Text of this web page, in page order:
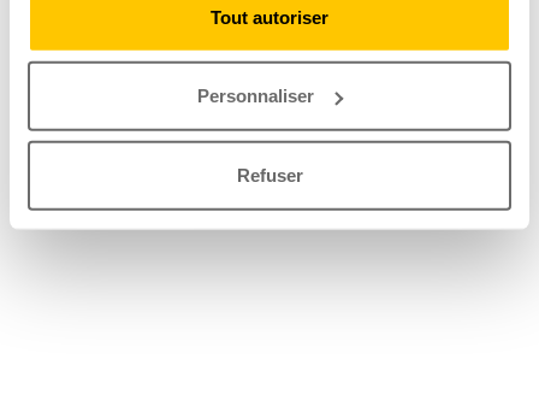
Tout autoriser
Personnaliser
Refuser